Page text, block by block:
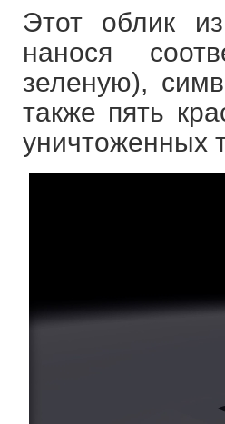
Этот облик
нанося
зеленую),
также пять
уничтоженных